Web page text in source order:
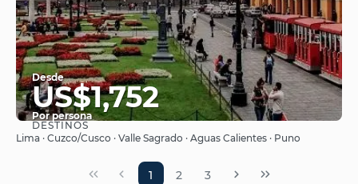
Desde
US$1,752
Por persona
Ver
DESTINOS
Lima · Cuzco/Cusco · Valle Sagrado · Aguas Calientes · Puno
1 2 3